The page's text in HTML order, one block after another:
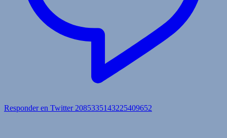
Responder en Twitter 2085335143225409652